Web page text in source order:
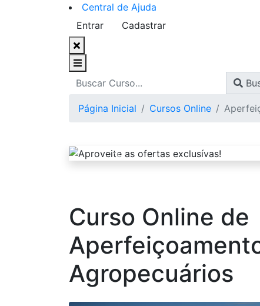
Central de Ajuda
Entrar
Cadastrar
Página Inicial Cursos Online
Curso Online de
Agropecuários